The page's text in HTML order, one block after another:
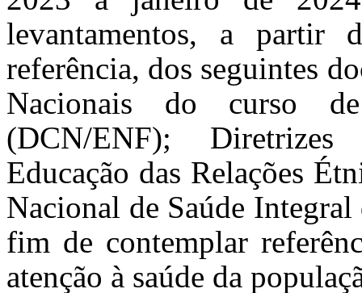
levantamentos, a partir
referência, dos seguintes
Nacionais do curso
(DCN/ENF);
Educação das Relações
Nacional de Saúde
fim de contemplar
atenção à saúde da